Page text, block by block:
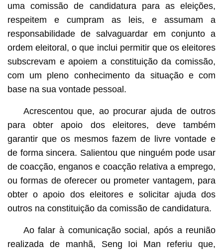
uma comissão de candidatura para as eleições,
respeitem e cumpram as leis, e assumam a
responsabilidade de salvaguardar em conjunto a
ordem eleitoral, o que inclui permitir que os eleitores
subscrevam e apoiem a constituição da comissão,
com um pleno conhecimento da situação e com
base na sua vontade pessoal.
Acrescentou que, ao procurar ajuda de outros
para obter apoio dos eleitores, deve também
garantir que os mesmos fazem de livre vontade e
de forma sincera. Salientou que ninguém pode usar
de coacção, enganos e coacção relativa a emprego,
ou formas de oferecer ou prometer vantagem, para
obter o apoio dos eleitores e solicitar ajuda dos
outros na constituição da comissão de candidatura.
Ao falar à comunicação social, após a reunião
realizada de manhã, Seng Ioi Man referiu que,